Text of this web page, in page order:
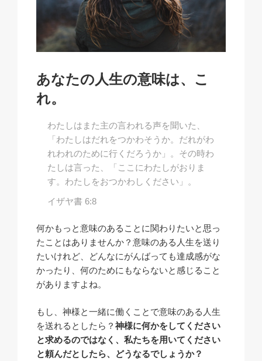
あなたの人生の意味は、こ
れ。
わたしはまた主の言われる声を聞いた、
「わたしはだれをつかわそうか。だれがわ
れわれのために行くだろうか」。その時わ
たしは言った、「ここにわたしがおりま
す。わたしをおつかわしください」。
イザヤ書 6:8
何かもっと意味のあることに関わりたいと思っ
たことはありませんか？意味のある人生を送り
たいけれど、どんなにがんばっても達成感がな
かったり、何のためにもならないと感じること
がありますよね。
もし、神様と一緒に働くことで意味のある人生
を送れるとしたら？ 神様に何かをしてください
と求めるのではなく、私たちを用いて ください
と頼んだとしたら、どうなるでしょうか？